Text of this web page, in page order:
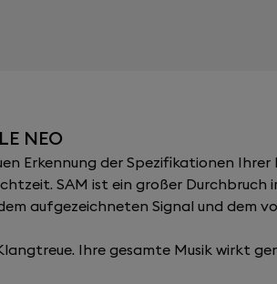
NEO
Erkennung der Spezifikationen Ihrer
SAM ist ein großer
aufgezeichneten Signal und dem
Ihre gesamte Musik wirkt